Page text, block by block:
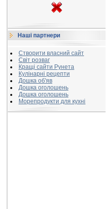
Наші партнери
Створити власний сайт
Світ розваг
Кращі сайти Рунета
Кулінарні рецепти
Дошка об'яв
Дошка оголошень
Дошка оголошень
Морепродукти для кухні